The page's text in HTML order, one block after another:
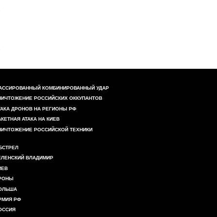
КОМБИНИРОВАННЫЙ УДАР
РОССИЙСКИХ ОККУПАНТОВ
ДРОНОВ НА РЕГИОНЫ РФ
АТАКА НА КИЕВ
РОССИЙСКОЙ ТЕХНИКИ
ВЛАДИМИР
РФ